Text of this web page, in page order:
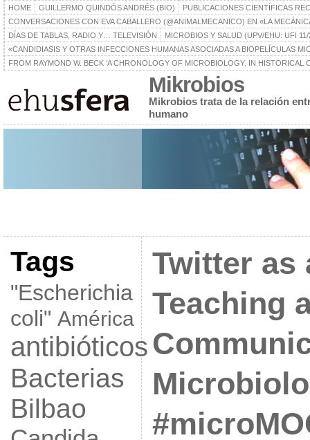
HOME GUILLERMO QUINDÓS ANDRÉS (BIO)
PUBLICACIONES CIENTÍFICAS
CONVERSACIONES CON EVA CABALLERO (@ANIMALMECANICO) EN «LA
DÍAS DE TABLAS, RADIO Y… TELEVISIÓN
MICROBIOS Y SALUD (UPV/EHU: UFI
«CANDIDIASIS Y OTRAS INFECCIONES HUMANAS ASOCIADAS A BIOPELÍCULAS
FROM RAYMOND W. BECK ‘A CHRONOLOGY OF MICROBIOLOGY. IN
Mikrobios
Mikrobios trata de la relación
humano
Tags
"Escherichia
coli" América
antibióticos
Bacterias
Bilbao
Twitter as
Teaching